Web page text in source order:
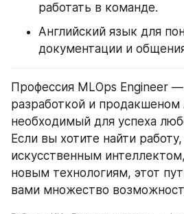
работать в команде.
Английский язык для
документации и
Профессия MLOps Engineer
разработкой и
необходимый для успеха
Если вы хотите найти
искусственным
новым технологиям, этот
вами множество